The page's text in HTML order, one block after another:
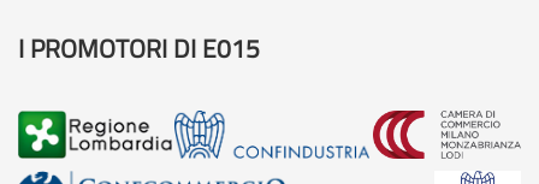
I PROMOTORI DI E015